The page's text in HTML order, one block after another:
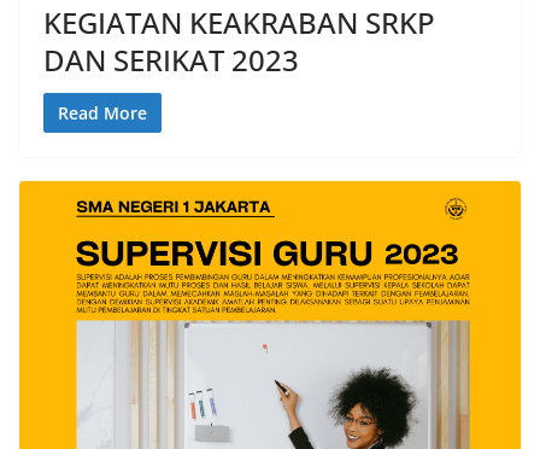
KEGIATAN KEAKRABAN SRKP
DAN SERIKAT 2023
Read More